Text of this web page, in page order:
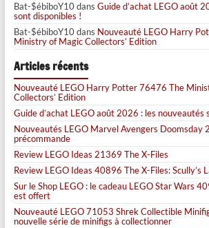
Bat-$ébiboY10dans Guide d’achat LEGO août
sont disponibles !
Bat-$ébiboY10dans Nouveauté LEGO Harry
Ministry of Magic Collectors’ Edition
Articles récents
Nouveauté LEGO Harry Potter 76476 The
Collectors’ Edition
Guide d’achat LEGO août 2026 : les nouveautés
Nouveautés LEGO Marvel Avengers Doomsday
précommande
Review LEGO Ideas 21369 The X-Files
Review LEGO Ideas 40896 The X-Files: Scully’s
Sur le Shop LEGO : le cadeau LEGO Star Wars
est offert
Nouveauté LEGO 71053 Shrek Collectible
nouvelle série de minifigs à collectionner